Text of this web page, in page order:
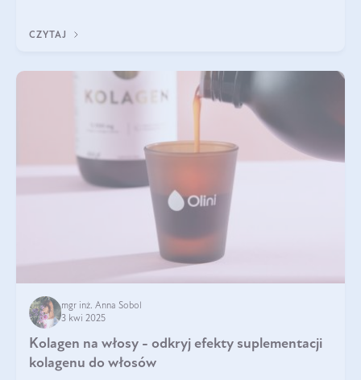
CZYTAJ
mgr inż. Anna Sobol
3 kwi 2025
Kolagen na włosy - odkryj efekty suplementacji
kolagenu do włosów